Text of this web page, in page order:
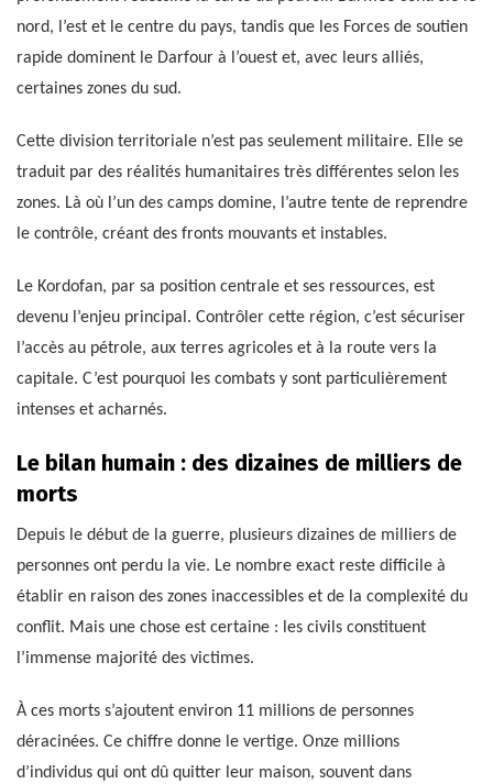
nord, l’est et le centre du pays, tandis que les Forces de soutien
rapide dominent le Darfour à l’ouest et, avec leurs alliés,
certaines zones du sud.
Cette division territoriale n’est pas seulement militaire. Elle se
traduit par des réalités humanitaires très différentes selon les
zones. Là où l’un des camps domine, l’autre tente de reprendre
le contrôle, créant des fronts mouvants et instables.
Le Kordofan, par sa position centrale et ses ressources, est
devenu l’enjeu principal. Contrôler cette région, c’est sécuriser
l’accès au pétrole, aux terres agricoles et à la route vers la
capitale. C’est pourquoi les combats y sont particulièrement
intenses et acharnés.
Le bilan humain : des dizaines de milliers de
morts
Depuis le début de la guerre, plusieurs dizaines de milliers de
personnes ont perdu la vie. Le nombre exact reste difficile à
établir en raison des zones inaccessibles et de la complexité du
conflit. Mais une chose est certaine : les civils constituent
l’immense majorité des victimes.
À ces morts s’ajoutent environ 11 millions de personnes
déracinées. Ce chiffre donne le vertige. Onze millions
d’individus qui ont dû quitter leur maison, souvent dans